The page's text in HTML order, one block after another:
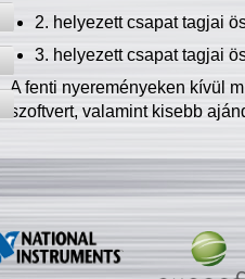
2. helyezett csapat tagjai
3. helyezett csapat tagjai
A fenti nyereményeken kívül
szoftvert, valamint kisebb